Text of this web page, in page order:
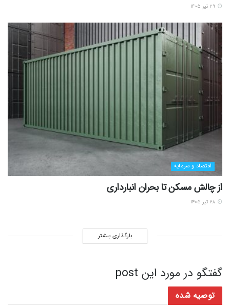
اقتصاد و سرمایه
از چالش مسکن تا بحران انبارداری
بارگذاری بیشتر
گفتگو در مورد این post
توصیه شده